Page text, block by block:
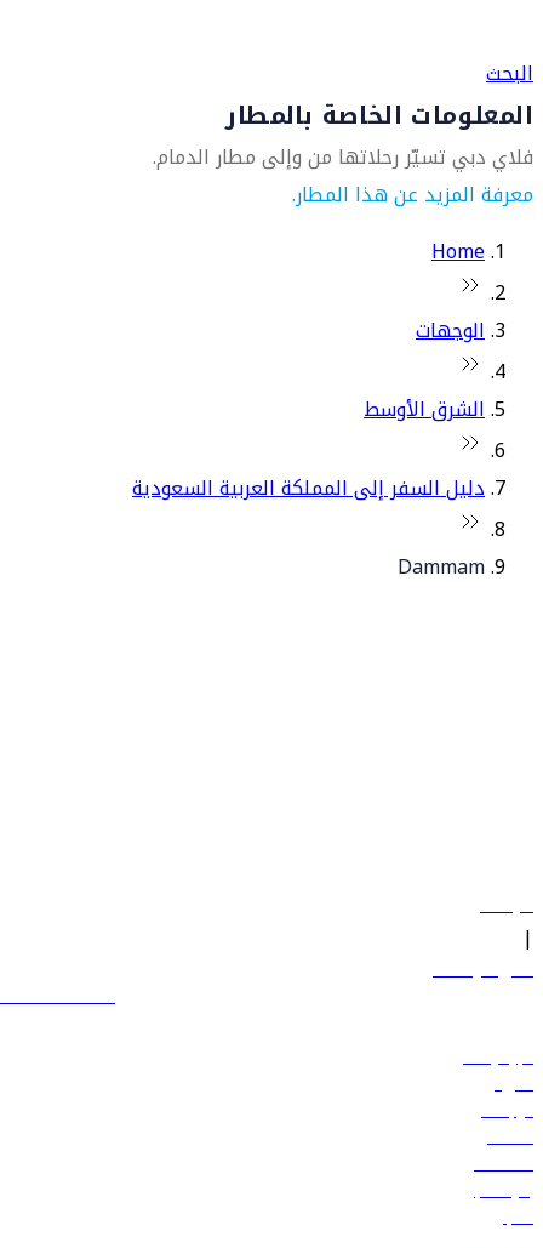
البحث
المعلومات الخاصة بالمطار
فلاي دبي تسيّر رحلاتها من وإلى مطار الدمام.
معرفة المزيد عن هذا المطار.
Home
الوجهات
الشرق الأوسط
دليل السفر إلى المملكة العربية السعودية
Dammam
سياساتنا
|
الشروط والأحكام
600 544 445
حجز الرحلات
العروض
الوجهات
الأمتعة
المساعدة
إدارة الحجز
الأخبار